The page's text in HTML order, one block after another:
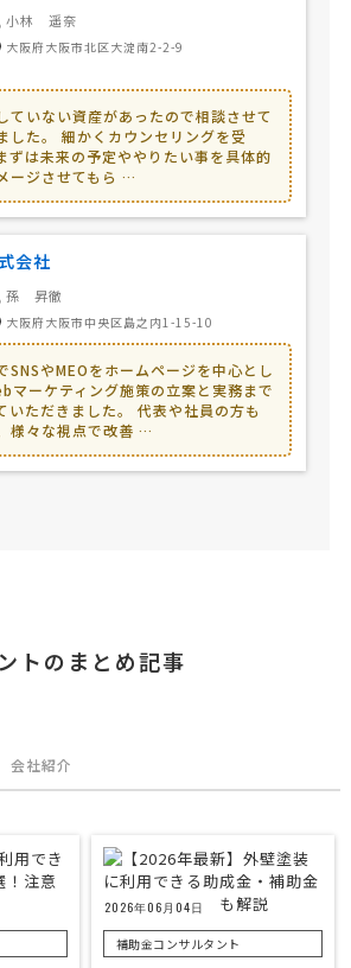
小林 遥奈
大阪府大阪市北区大淀南2-2-9
ていない資産があったので相談させて
した。 細かくカウンセリングを受
ずは未来の予定ややりたい事を具体的
ージさせてもら …
会社
孫 昇徹
大阪府大阪市中央区島之内1-15-10
SNSやMEOをホームページを中心とし
マーケティング施策の立案と実務まで
いただきました。 代表や社員の方も
様々な視点で改善 …
トのまとめ記事
会社紹介
2026年06月04日
補助金コンサルタント